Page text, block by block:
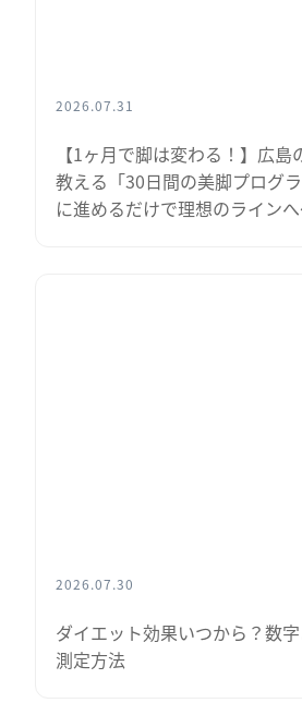
2026.07.31
【1ヶ月で脚は変わる！】広
教える「30日間の美脚プログ
に進めるだけで理想のライン
2026.07.30
ダイエット効果いつから？数
測定方法